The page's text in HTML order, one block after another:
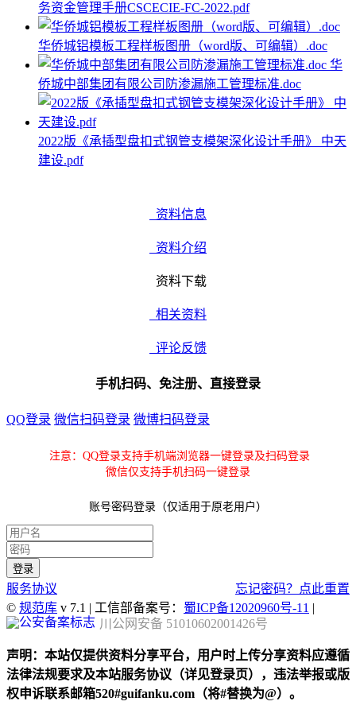
务资金管理手册CSCECIE-FC-2022.pdf
华侨城铝模板工程样板图册（word版、可编辑）.doc
华
侨城中部集团有限公司防渗漏施工管理标准.doc
2022版《承插型盘扣式钢管支模架深化设计手册》 中天
建设.pdf
资料信息
资料介绍
资料下载
相关资料
评论反馈
手机扫码、免注册、直接登录
QQ登录 微信扫码登录 微博扫码登录
注意：QQ登录支持手机端浏览器一键登录及扫码登录
微信仅支持手机扫码一键登录
账号密码登录（仅适用于原老用户）
服务协议
忘记密码？点此重置
© 规范库 v 7.1 | 工信部备案号： 蜀ICP备12020960号-11 |
川公网安备 51010602001426号
声明：本站仅提供资料分享平台，用户时上传分享资料应遵循
法律法规要求及本站服务协议（详见登录页），违法举报或版
权申诉联系邮箱520#guifanku.com（将#替换为@）。